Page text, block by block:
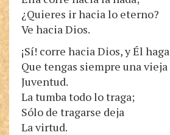
¿Quieres ir hacia lo eterno?
Ve hacia Dios.
¡Sí! corre hacia Dios, y Él haga
Que tengas siempre una vieja
Juventud.
La tumba todo lo traga;
Sólo de tragarse deja
La virtud.